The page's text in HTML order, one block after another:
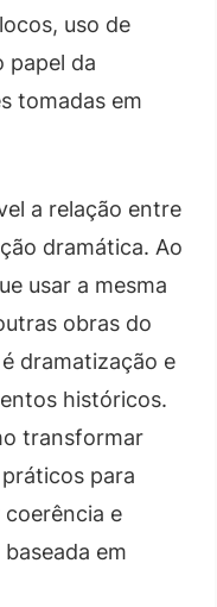
uso de
papel da
tomadas em
a relação entre
dramática. Ao
usar a mesma
obras do
dramatização e
históricos.
transformar
para
e
em